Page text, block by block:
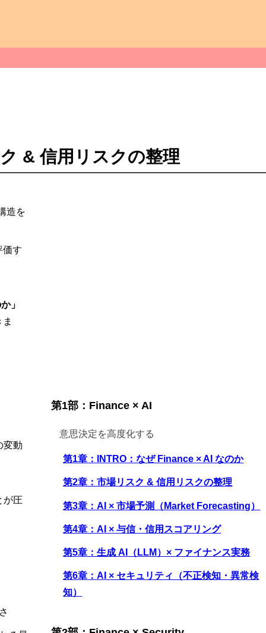
& 信用リスクの整理
造を
価す
」
変動
が圧
第1部：Finance × AI
意思決定を高度化する
第1章：INTRO：なぜ Finance × AI なのか
第2章：市場リスク & 信用リスクの整理
第3章：AI × 市場予測（Market Forecasting）
第4章：AI × 与信・信用スコアリング
第5章：生成 AI（LLM）× ファイナンス実務
第6章：AI × セキュリティ（不正検知・異常検
知）